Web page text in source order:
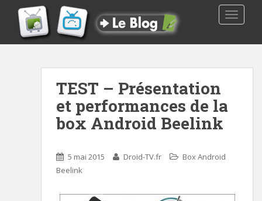
TEST – Présentation
et performances de la
box Android Beelink
5 mai 2015 Droid-TV.fr
Box Android
Beelink